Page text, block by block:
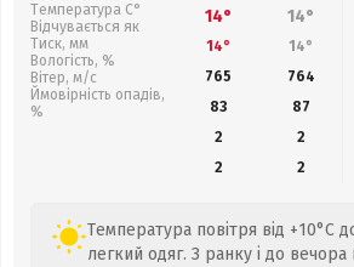
Температура С°
Відчувається як
Тиск, мм
Вологість, %
Вітер, м/с
Ймовірність опадів,
%
14° 14°
14° 14°
765
764
83
87
2
2
2
2
Температура повітря від +10°C
легкий одяг. З ранку і до